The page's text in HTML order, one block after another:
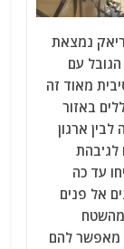
נמצאת
עם
מאוד זה
באזור
ארגון
לג'בהת
עד כה
אל פנים
מהשטח
מאפשר להם